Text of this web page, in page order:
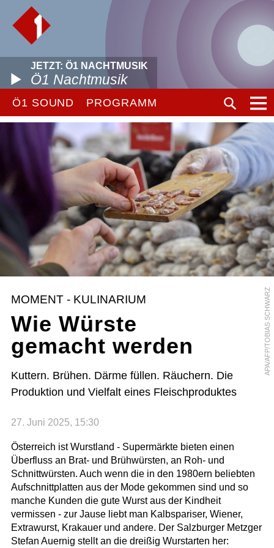
JETZT: Ö1 NACHTMUSIK
Ö1 Nachtmusik
Ö1 SOUND PROGRAMM
APA/AFP/TOBIAS SCHWARZ
MOMENT - KULINARIUM
Wie Würste
gemacht werden
Kuttern. Brühen. Därme füllen. Räuchern. Die
Produktion und Vielfalt eines Fleischproduktes
27. Juni 2025, 15:30
Österreich ist Wurstland - Supermärkte bieten einen
Überfluss an Brat- und Brühwürsten, an Roh- und
Schnittwürsten. Auch wenn die in den 1980ern beliebten
Aufschnittplatten aus der Mode gekommen sind und so
manche Kunden die gute Wurst aus der Kindheit
vermissen - zur Jause liebt man Kalbspariser, Wiener,
Extrawurst, Krakauer und andere. Der Salzburger Metzger
Stefan Auernig stellt an die dreißig Wurstarten her: